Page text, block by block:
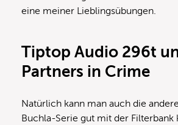
eine meiner Lieblingsübungen.
Tiptop Audio 296t
Partners in Crime
Natürlich kann man auch die
Buchla-Serie gut mit der Filterbank